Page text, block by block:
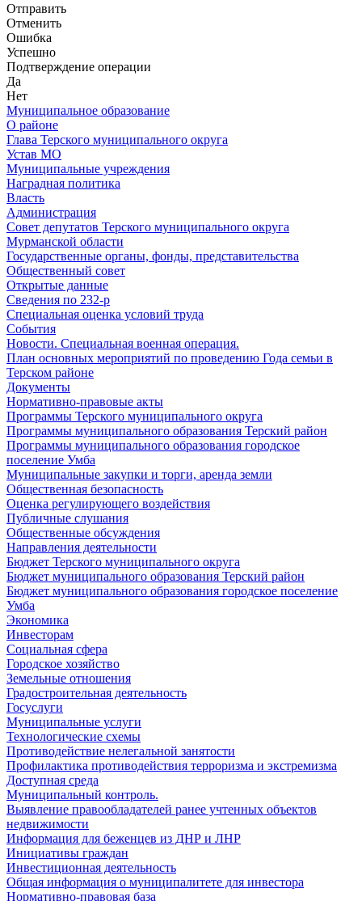
Отправить
Отменить
Ошибка
Успешно
Подтверждение операции
Да
Нет
Муниципальное образование
О районе
Глава Терского муниципального округа
Устав МО
Муниципальные учреждения
Наградная политика
Власть
Администрация
Совет депутатов Терского муниципального округа
Мурманской области
Государственные органы, фонды, представительства
Общественный совет
Открытые данные
Сведения по 232-р
Специальная оценка условий труда
События
Новости. Специальная военная операция.
План основных мероприятий по проведению Года семьи в
Терском районе
Документы
Нормативно-правовые акты
Программы Терского муниципального округа
Программы муниципального образования Терский район
Программы муниципального образования городское
поселение Умба
Муниципальные закупки и торги, аренда земли
Общественная безопасность
Оценка регулирующего воздействия
Публичные слушания
Общественные обсуждения
Направления деятельности
Бюджет Терского муниципального округа
Бюджет муниципального образования Терский район
Бюджет муниципального образования городское поселение
Умба
Экономика
Инвесторам
Социальная сфера
Городское хозяйство
Земельные отношения
Градостроительная деятельность
Госуслуги
Муниципальные услуги
Технологические схемы
Противодействие нелегальной занятости
Профилактика противодействия терроризма и экстремизма
Доступная среда
Муниципальный контроль.
Выявление правообладателей ранее учтенных объектов
недвижимости
Информация для беженцев из ДНР и ЛНР
Инициативы граждан
Инвестиционная деятельность
Общая информация о муниципалитете для инвестора
Нормативно-правовая база